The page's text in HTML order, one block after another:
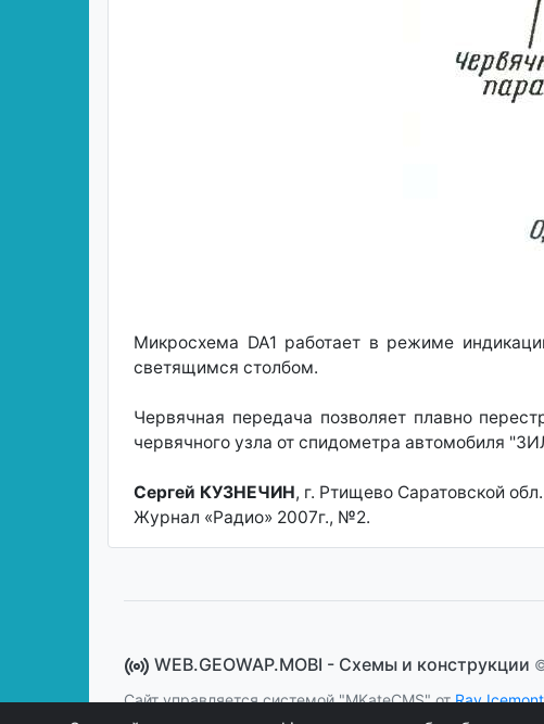
Микросхема DA1 работает в режиме
светящимся столбом.
Червячная передача позволяет плавно
червячного узла от спидометра автомобиля
Сергей КУЗНЕЧИН, г. Ртищево Саратовской обл.
Журнал «Радио» 2007г., №2.
WEB.GEOWAP.MOBI - Cхемы и конструкции
Сайт управляется системой "MKateCMS" отRay Icemont